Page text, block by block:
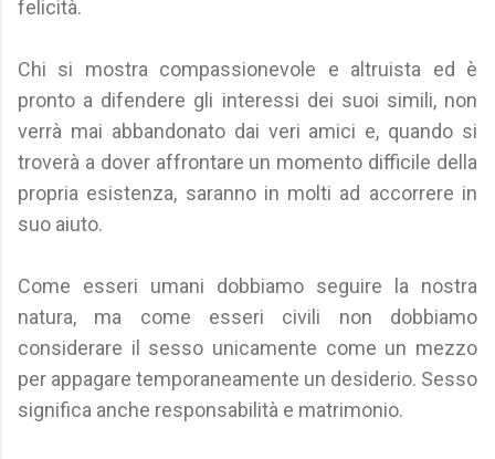
felicità.
Chi si mostra compassionevole e altruista ed è
pronto a difendere gli interessi dei suoi simili, non
verrà mai abbandonato dai veri amici e, quando si
troverà a dover affrontare un momento difficile della
propria esistenza, saranno in molti ad accorrere in
suo aiuto.
Come esseri umani dobbiamo seguire la nostra
natura, ma come esseri civili non dobbiamo
considerare il sesso unicamente come un mezzo
per appagare temporaneamente un desiderio. Sesso
significa anche responsabilità e matrimonio.